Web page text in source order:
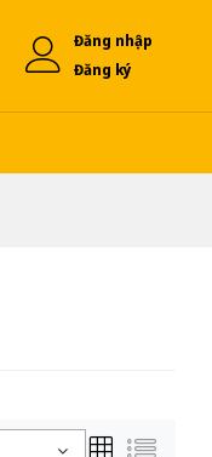
Đăng nhập
Đăng ký